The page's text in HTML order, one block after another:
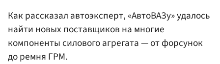
Как рассказал автоэксперт, «АвтоВАЗу» удалось
найти новых поставщиков на многие
компоненты силового агрегата — от форсунок
до ремня ГРМ.